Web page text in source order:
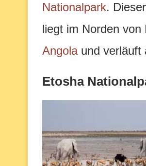
Nationalpark.
liegt im Norden
Angolaund verläuft
Etosha